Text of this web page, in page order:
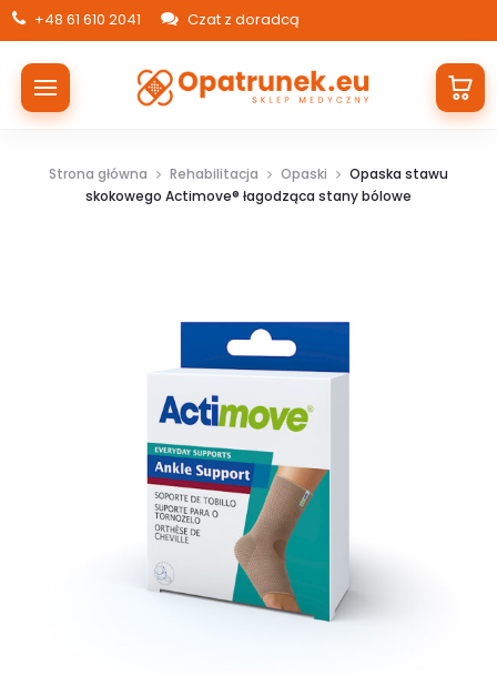
+48 61 610 2041 Czat z doradcą
Strona główna Rehabilitacja Opaski
Opaska stawu
skokowego Actimove® łagodząca stany bólowe